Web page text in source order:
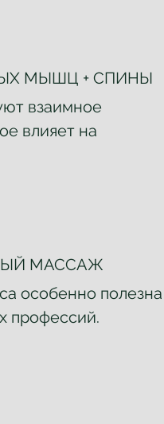
МЫШЦ + СПИНЫ
взаимное
влияет на
МАССАЖ
особенно полезна
профессий.